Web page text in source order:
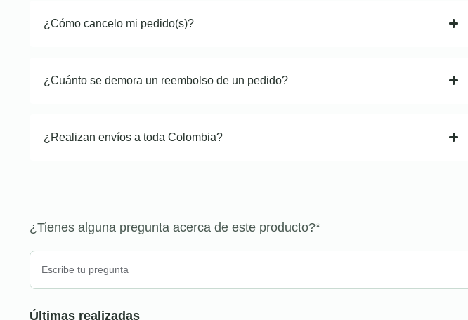
¿Cómo cancelo mi pedido(s)?
¿Cuánto se demora un reembolso de un pedido?
¿Realizan envíos a toda Colombia?
¿Tienes alguna pregunta acerca de este producto?*
Últimas realizadas